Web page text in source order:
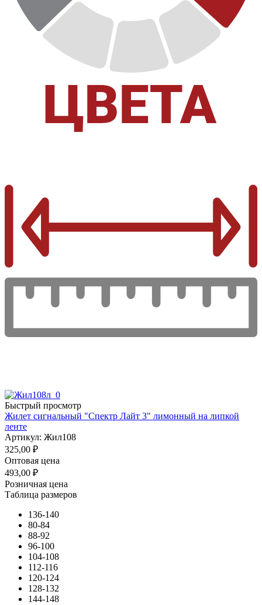
Быстрый просмотр
Жилет сигнальный "Спектр Лайт 3" лимонный на липкой
ленте
Артикул: Жил108
325,00 ₽
Оптовая цена
493,00 ₽
Розничная цена
Таблица размеров
136-140
80-84
88-92
96-100
104-108
112-116
120-124
128-132
144-148